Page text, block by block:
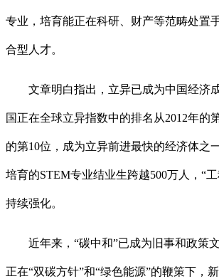
专业，培育能正在科研、财产等范畴处置
合型人才。
文章明白指出，立异已成为中国经济
国正在全球立异指数中的排名从2012年的
的第10位，成为立异前进最快的经济体之
培育的STEM专业结业生跨越500万人，“
持续强化。
近年来，“碳中和”已成为旧事和政策文
正在“双碳方针”和“绿色能源”的鞭策下，